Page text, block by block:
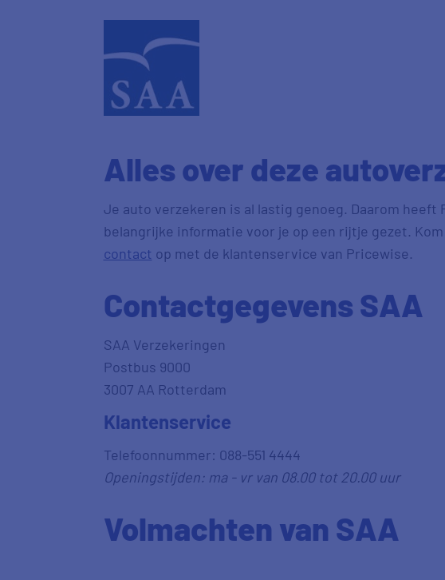
Alles over deze
Je auto verzekeren is al lastig genoeg. Daarom heeft
belangrijke informatie voor je op een rijtje gezet.
contact op met de klantenservice van Pricewise.
Contactgegevens SAA
SAA Verzekeringen
Postbus 9000
3007 AA Rotterdam
Klantenservice
Telefoonnummer: 088-551 4444
Openingstijden: ma - vr van 08.00 tot 20.00 uur
Volmachten van SAA